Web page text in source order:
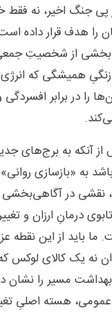
جنگ اخیر، نه فقط
را هدف قرار داده
بخشی از شخصیتِ
همیشگی که انرژی
را در برابر افسردگی
از آنکه به برج‌های
به «بازسازی
نقشی در
درمانِ ارزان و تغییر
باید از این نقطه
نه یک کالای لوکس
مسیر را نشان
هسته اصلیِ